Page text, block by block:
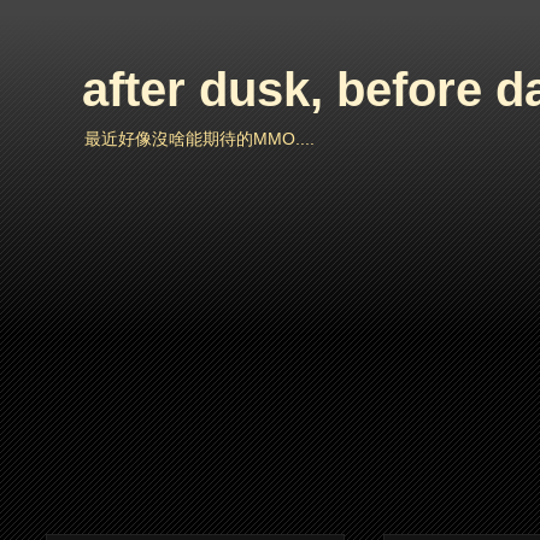
after dusk, before
最近好像沒啥能期待的MMO....